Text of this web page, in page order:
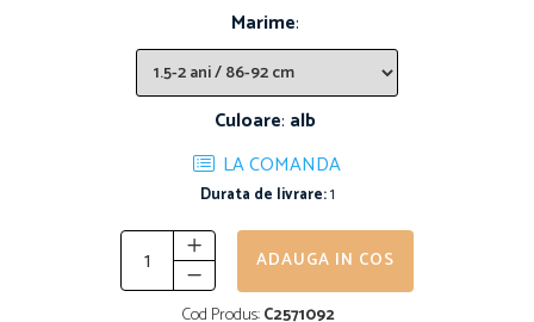
Marime:
Culoare: alb
LA COMANDA
Durata de livrare:1
ADAUGA IN COS
Cod Produs:C2571092